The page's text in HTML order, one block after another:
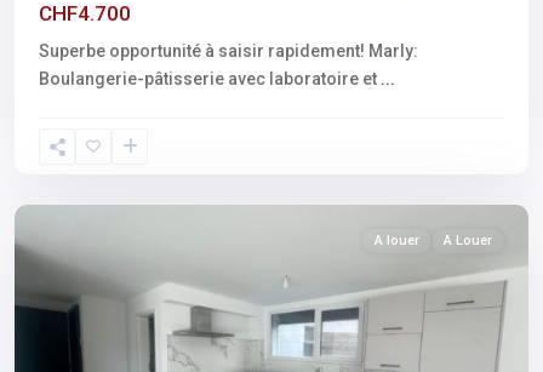
CHF4.700
Superbe opportunité à saisir rapidement! Marly:
Boulangerie-pâtisserie avec laboratoire et ...
Fribourg
A louer A Louer